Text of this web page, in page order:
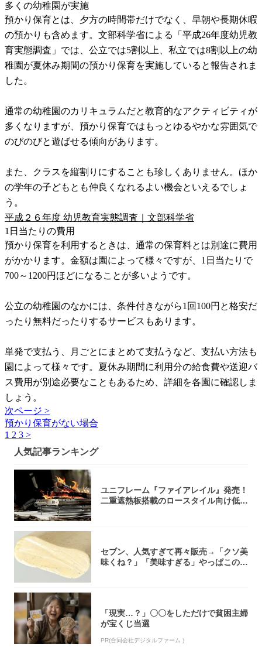
多くの幼稚園が実施
預かり保育とは、夕方の時間帯だけでなく、早朝や長期休暇
の預かりも含めます。文部科学省による「平成26年度幼児教
育実態調査」では、公立では5割以上、私立では8割以上の幼
稚園が夏休み期間の預かり保育を実施していると報告されま
した。
通常の幼稚園のカリキュラムだと教育的なアクティビティが
多くなりますが、預かり保育ではもっとゆるやかな雰囲気で
のびのびと遊ばせる傾向があります。
また、クラスを縦割りにすることも珍しくありません。ほか
の学年の子どもとも仲良くなれるよい機会といえるでしょ
う。
平成２６年度 幼児教育実態調査｜文部科学省
1日当たりの費用
預かり保育を利用するときは、通常の保育料とは別途に費用
がかかります。金額は園によって様々ですが、1日当たりで
700～1200円ほどになることが多いようです。
公立の幼稚園のなかには、条件付きながら1回100円と格安だ
ったり無料だったりするサービスもあります。
単発で支払う、月ごとにまとめて支払うなど、支払い方法も
園によって様々です。夏休み期間に利用分の給食費や送迎バ
ス費用が別途必要なこともあるため、詳細を各園に確認しま
しょう。
次ページ >
預かり保育がない場合
1 2 3 >
人気記事ランキング
ユニフレーム『ファイアレイル』発売！
二重遮熱板搭載のロースタイル向け低型
セブン、人気すぎて再々販売→「クソ美
味くね？」「美味すぎる」やっぱこのク
「現実…？」〇〇をしただけで貧困主婦
が宝くじ当選
PR(合同会社デジタルファーム )